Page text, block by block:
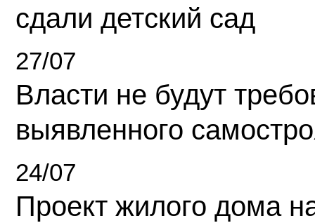
сдали детский сад
27/07
Власти не будут
выявленного
24/07
Проект жилого дома